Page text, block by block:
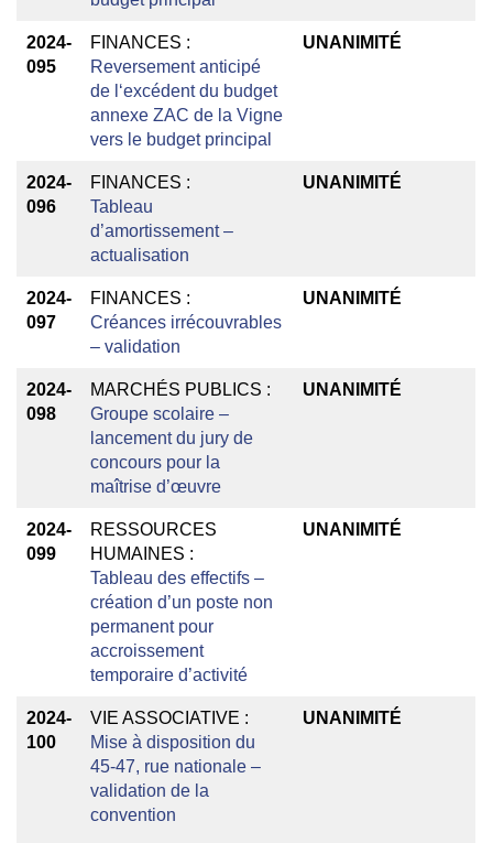
2024-
095
FINANCES :
Reversement anticipé
de l‘excédent du budget
annexe ZAC de la Vigne
vers le budget principal
UNANIMITÉ
2024-
096
FINANCES :
Tableau
d’amortissement –
actualisation
UNANIMITÉ
2024-
097
FINANCES :
Créances irrécouvrables
– validation
UNANIMITÉ
2024-
098
MARCHÉS PUBLICS :
Groupe scolaire –
lancement du jury de
concours pour la
maîtrise d’œuvre
UNANIMITÉ
2024-
099
RESSOURCES
HUMAINES :
Tableau des effectifs –
création d’un poste non
permanent pour
accroissement
temporaire d’activité
UNANIMITÉ
2024-
100
VIE ASSOCIATIVE :
Mise à disposition du
45-47, rue nationale –
validation de la
convention
UNANIMITÉ